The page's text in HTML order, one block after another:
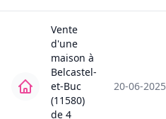
Vente
d'une
maison à
Belcastel-
et-Buc
(11580)
de 4
20-06-2025